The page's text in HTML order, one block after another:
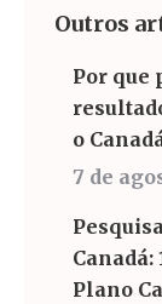
Outros
Por que
o
7 de
Plano